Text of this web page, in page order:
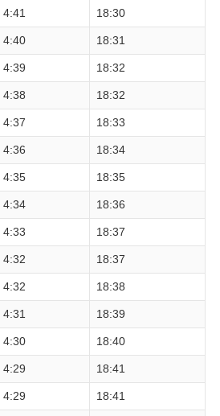
4:41 18:30
4:40 18:31
4:39 18:32
4:38 18:32
4:37 18:33
4:36 18:34
4:35 18:35
4:34 18:36
4:33 18:37
4:32 18:37
4:32 18:38
4:31 18:39
4:30 18:40
4:29 18:41
4:29 18:41